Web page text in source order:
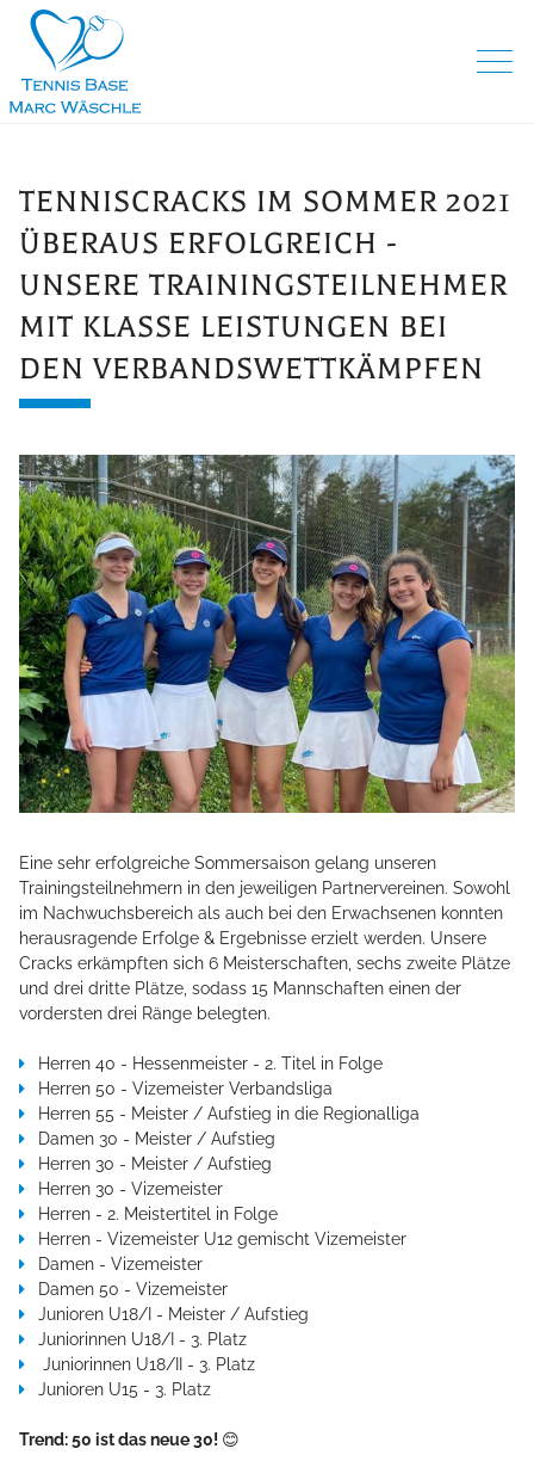
TENNISCRACKS IM SOMMER 2021
ÜBERAUS ERFOLGREICH -
UNSERE TRAININGSTEILNEHMER
MIT KLASSE LEISTUNGEN BEI
DEN VERBANDSWETTKÄMPFEN
Eine sehr erfolgreiche Sommersaison gelang unseren
Trainingsteilnehmern in den jeweiligen Partnervereinen. Sowohl
im Nachwuchsbereich als auch bei den Erwachsenen konnten
herausragende Erfolge & Ergebnisse erzielt werden. Unsere
Cracks erkämpften sich 6 Meisterschaften, sechs zweite Plätze
und drei dritte Plätze, sodass 15 Mannschaften einen der
vordersten drei Ränge belegten.
Herren 40 - Hessenmeister - 2. Titel in Folge
Herren 50 - Vizemeister Verbandsliga
Herren 55 - Meister / Aufstieg in die Regionalliga
Damen 30 - Meister / Aufstieg
Herren 30 - Meister / Aufstieg
Herren 30 - Vizemeister
Herren - 2. Meistertitel in Folge
Herren - Vizemeister U12 gemischt Vizemeister
Damen - Vizemeister
Damen 50 - Vizemeister
Junioren U18/I - Meister / Aufstieg
Juniorinnen U18/I - 3. Platz
Juniorinnen U18/II - 3. Platz
Junioren U15 - 3. Platz
Trend: 50 ist das neue 30! 😊